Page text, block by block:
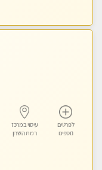
לפרטים
נוספים
עיסוי במרכז
רמת השרון